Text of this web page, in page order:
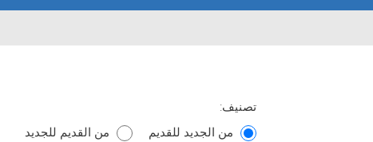
تصنيف:
من الجديد للقديم
من القديم للجديد